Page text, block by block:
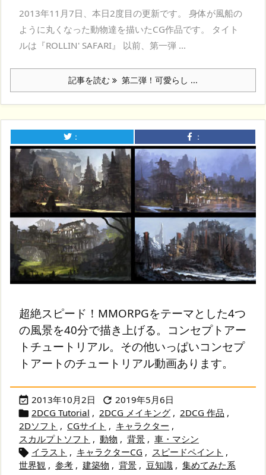
2013年11月7日、本日2度目の更新です。 身体が風船の
ように丸くなった動物達を描いたCG作品です。 タイト
ルは『ROLLIN' SAFARI』 以前、第一弾 ...
記事を読む 第二弾！可愛らし ...
： ：
超絶スピード！MMORPGをテーマとした4つ
の風景を40分で描き上げる。コンセプトアー
トチュートリアル。その他いっぱいコンセプ
トアートのチュートリアル動画あります。
 2013年10月2日  2019年5月6日
 2DCG Tutorial , 2DCG メイキング , 2DCG 作品 ,
2Dソフト , CGサイト , キャラクター ,
スカルプトソフト , 動物 , 背景 , 車・マシン
 イラスト , キャラクターCG , スピードペイント ,
世界観 , 参考 , 建築物 , 背景 , 豆知識 , 集めてみた系